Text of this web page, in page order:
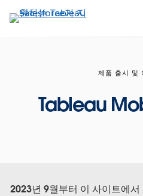
요
제품 출시 및
Tableau
2023년 9월부터 이 사이트에